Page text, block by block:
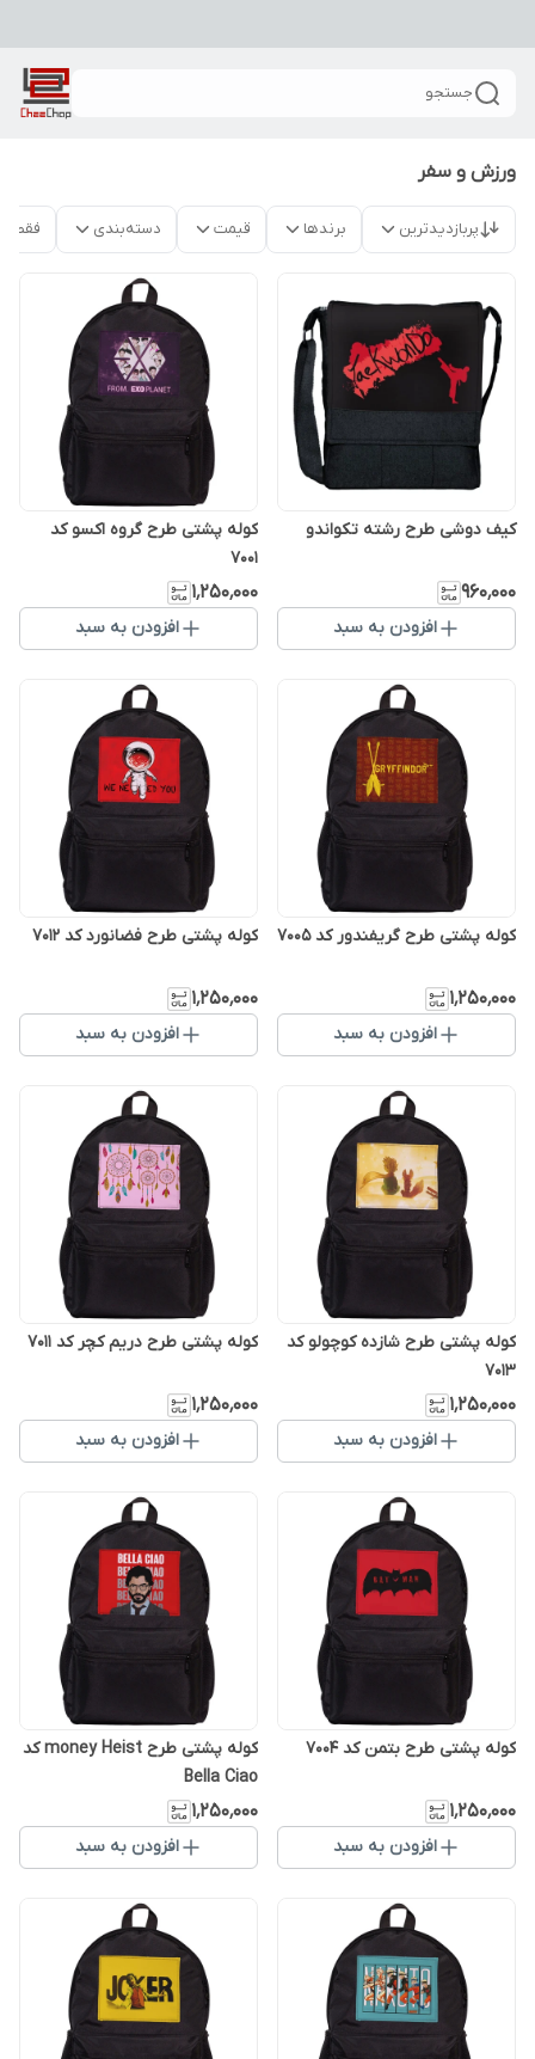
جستجو
ورزش و سفر
پربازدیدترین برندها قیمت دسته‌بندی فقط
کیف دوشی طرح رشته تکواندو
۹۶۰٬۰۰۰
افزودن به سبد
کوله پشتی طرح گروه اکسو کد
7001
۱٬۲۵۰٬۰۰۰
افزودن به سبد
کوله پشتی طرح گریفندور کد 7005
۱٬۲۵۰٬۰۰۰
افزودن به سبد
کوله پشتی طرح فضانورد کد 7012
۱٬۲۵۰٬۰۰۰
افزودن به سبد
کوله پشتی طرح شازده کوچولو کد
7013
۱٬۲۵۰٬۰۰۰
افزودن به سبد
کوله پشتی طرح دریم کچر کد 7011
۱٬۲۵۰٬۰۰۰
افزودن به سبد
کوله پشتی طرح بتمن کد 7004
۱٬۲۵۰٬۰۰۰
افزودن به سبد
کوله پشتی طرح money Heist کد
Bella Ciao
۱٬۲۵۰٬۰۰۰
افزودن به سبد